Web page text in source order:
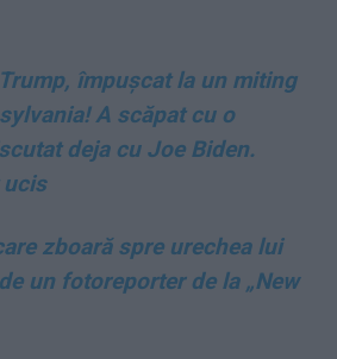
Trump, împușcat la un miting
A scăpat cu o
deja cu Joe Biden.
zboară spre urechea lui
un fotoreporter de la „New